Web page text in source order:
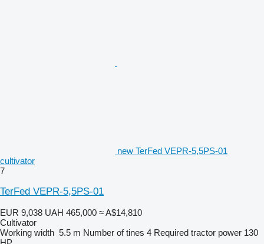
new TerFed VEPR-5,5PS-01
cultivator
7
TerFed VEPR-5,5PS-01
EUR 9,038 UAH 465,000 ≈ A$14,810
Cultivator
Working width 5.5 m Number of tines 4 Required tractor power 130